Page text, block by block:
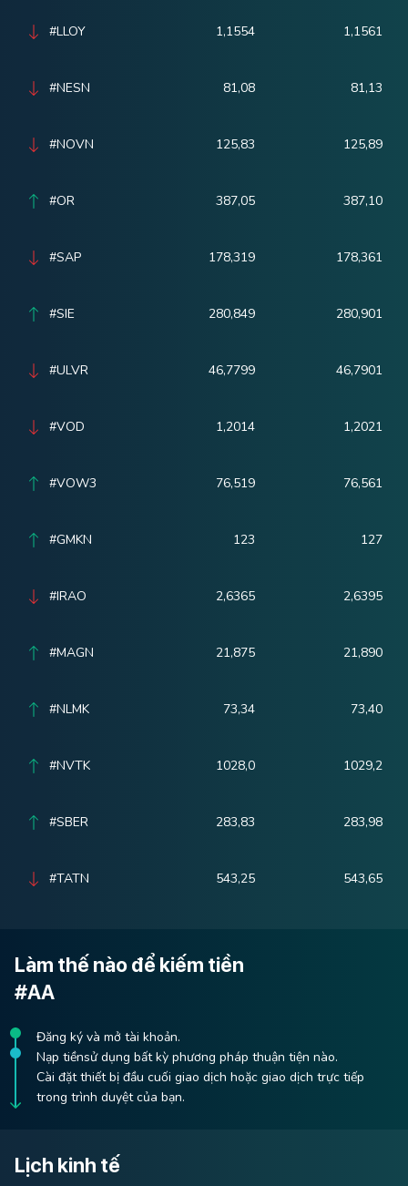
#LLOY 1,1554 1,1561
#NESN 81,08 81,13
#NOVN 125,83 125,89
#OR 387,05 387,10
#SAP 178,319 178,361
#SIE 280,849 280,901
#ULVR 46,7799 46,7901
#VOD 1,2014 1,2021
#VOW3 76,519 76,561
#GMKN 123 127
#IRAO 2,6365 2,6395
#MAGN 21,875 21,890
#NLMK 73,34 73,40
#NVTK 1028,0 1029,2
#SBER 283,83 283,98
#TATN 543,25 543,65
Làm thế nào để kiếm tiền
#AA
Đăng ký và mở tài khoản.
Nạp tiềnsử dụng bất kỳ phương pháp thuận tiện nào.
Cài đặt thiết bị đầu cuối giao dịch hoặc giao dịch trực tiếp
trong trình duyệt của bạn.
Lịch kinh tế